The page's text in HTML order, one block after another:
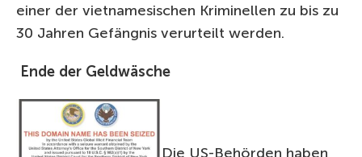
einer der vietnamesischen Kriminellen zu bis zu
30 Jahren Gefängnis verurteilt werden.
Ende der Geldwäsche
Die US-Behörden haben